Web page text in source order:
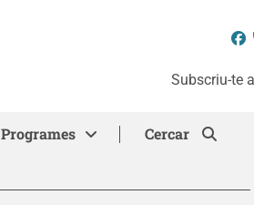
Subscriu-te
Programes Cercar